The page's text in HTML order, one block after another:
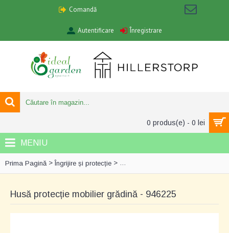
Comandă
Autentificare Înregistrare
0 produs(e) - 0 lei
MENIU
Prima Pagină >Îngrijire și protecție > Husă protecție mobilier grădină -
Husă protecție mobilier grădină - 946225